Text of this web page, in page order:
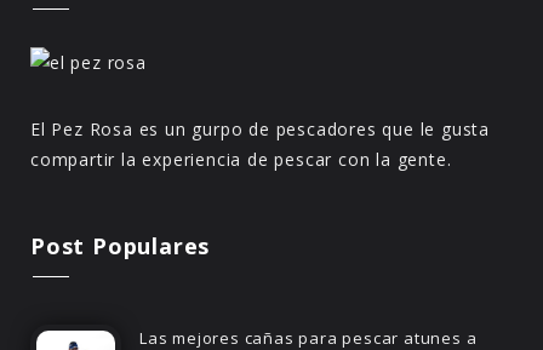
El Pez Rosa es un gurpo de pescadores que le gusta
compartir la experiencia de pescar con la gente.
Post Populares
Las mejores cañas para pescar atunes a